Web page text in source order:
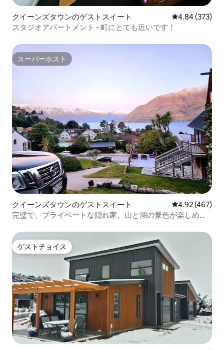
クイーンズタウンのゲストスイート レビュー373
4.84 (373)
スタジオアパートメント - 町にとても近いです！
スーパーホスト
スーパーホスト
クイーンズタウンのゲストスイート レビュー467
4.92 (467)
完璧で、プライベートな隠れ家。山と湖の景色が楽しめま
ゲストチョイス
ゲストチョイス